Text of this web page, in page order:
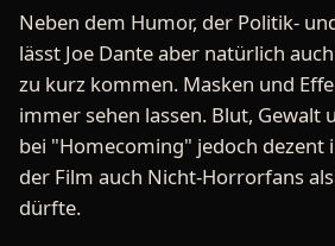
Neben dem Humor, der Politik-
lässt Joe Dante aber natürlich
zu kurz kommen. Masken und
immer sehen lassen. Blut, Gewalt
bei "Homecoming" jedoch dezent
der Film auch Nicht-Horrorfans
dürfte.